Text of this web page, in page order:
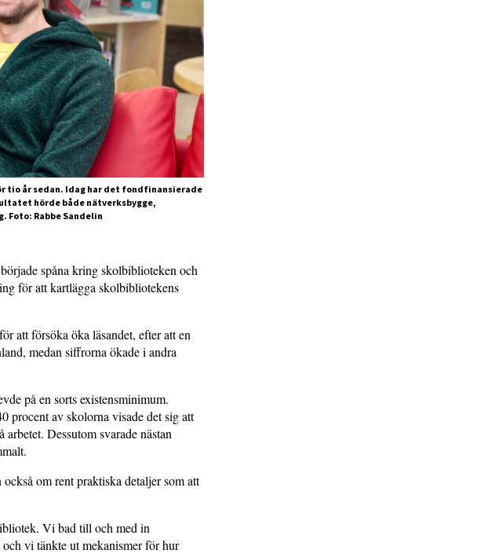
tio år sedan. Idag har det fondfinansierade
hörde både nätverksbygge,
Rabbe Sandelin
spåna kring skolbiblioteken och
för att kartlägga skolbiblio­tekens
att försöka öka läsandet, efter att en
medan siffrorna ökade i andra
på en sorts existensminimum.
procent av skolorna visade det sig att
Dessutom svarade nästan
om rent praktiska detaljer som att
Vi bad till och med in
vi tänkte ut mekanismer för hur